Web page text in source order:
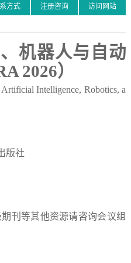
访问网站
注册咨询
方式
机器人与自动
2026）
Intelligence, Robotics, a
版社
刊等其他资源请咨询会议组